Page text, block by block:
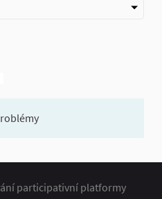
participativní platformy